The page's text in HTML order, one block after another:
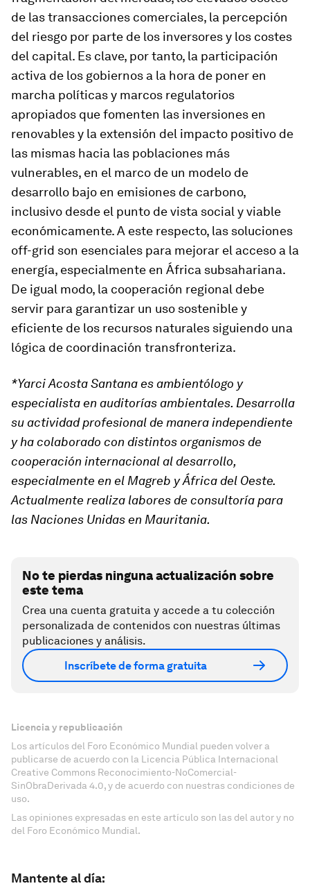
de las transacciones comerciales, la percepción
del riesgo por parte de los inversores y los costes
del capital. Es clave, por tanto, la participación
activa de los gobiernos a la hora de poner en
marcha políticas y marcos regulatorios
apropiados que fomenten las inversiones en
renovables y la extensión del impacto positivo de
las mismas hacia las poblaciones más
vulnerables, en el marco de un modelo de
desarrollo bajo en emisiones de carbono,
inclusivo desde el punto de vista social y viable
económicamente. A este respecto, las soluciones
off-grid son esenciales para mejorar el acceso a la
energía, especialmente en África subsahariana.
De igual modo, la cooperación regional debe
servir para garantizar un uso sostenible y
eficiente de los recursos naturales siguiendo una
lógica de coordinación transfronteriza.
*Yarci Acosta Santana es ambientólogo y
especialista en auditorías ambientales. Desarrolla
su actividad profesional de manera independiente
y ha colaborado con distintos organismos de
cooperación internacional al desarrollo,
especialmente en el Magreb y África del Oeste.
Actualmente realiza labores de consultoría para
las Naciones Unidas en Mauritania.
No te pierdas ninguna actualización sobre
este tema
Crea una cuenta gratuita y accede a tu colección
personalizada de contenidos con nuestras últimas
publicaciones y análisis.
Inscríbete de forma gratuita
Licencia y republicación
Los artículos del Foro Económico Mundial pueden volver a
publicarse de acuerdo con la Licencia Pública Internacional
Creative Commons Reconocimiento-NoComercial-
SinObraDerivada 4.0, y de acuerdo con nuestras condiciones de
uso.
Las opiniones expresadas en este artículo son las del autor y no
del Foro Económico Mundial.
Mantente al día: